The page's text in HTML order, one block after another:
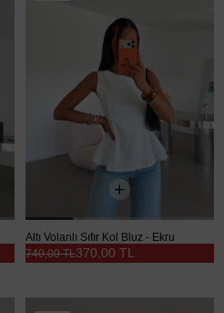
Altı Volanlı Sıfır Kol Bluz - Ekru
370,00 TL
740,00 TL